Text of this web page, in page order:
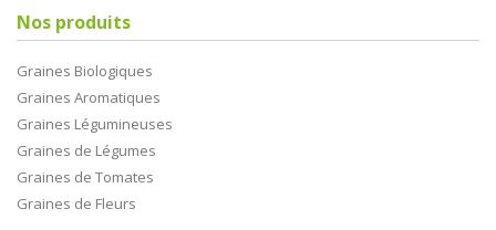
Nos produits
Graines Biologiques
Graines Aromatiques
Graines Légumineuses
Graines de Légumes
Graines de Tomates
Graines de Fleurs